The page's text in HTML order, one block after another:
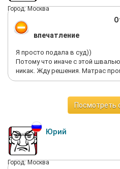
Город: Москва
впечатление
Я просто подала в суд))
Потому что иначе с этой
никак. Жду решения. Матрас
Посмотреть
Юрий
Город: Москва